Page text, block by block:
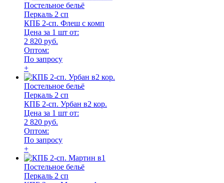
Постельное бельё
Перкаль 2 сп
КПБ 2-сп. Флеш с комп
Цена за 1 шт от:
2 820 руб.
Оптом:
По запросу
+
Постельное бельё
Перкаль 2 сп
КПБ 2-сп. Урбан в2 кор.
Цена за 1 шт от:
2 820 руб.
Оптом:
По запросу
+
Постельное бельё
Перкаль 2 сп